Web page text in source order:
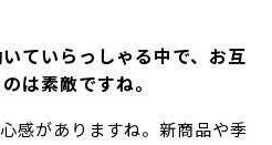
ていらっしゃる中で、お互
は素敵ですね。
感がありますね。新商品や季